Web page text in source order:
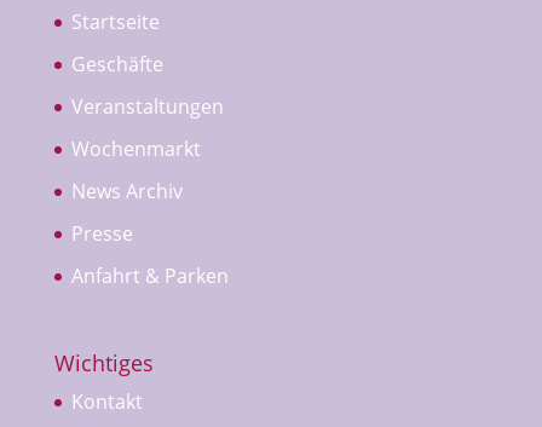
Startseite
Geschäfte
Veranstaltungen
Wochenmarkt
News Archiv
Presse
Anfahrt & Parken
Wichtiges
Kontakt